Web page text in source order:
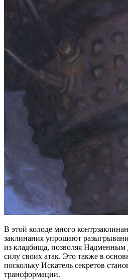
В этой колоде много
заклинания упрощают
из кладбища, позволяя
силу своих атак. Это также в
поскольку Искатель секретов
трансформации.